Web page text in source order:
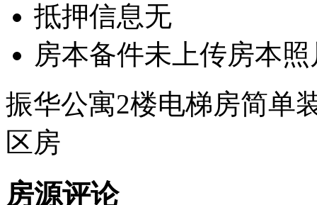
抵押信息无
房本备件未上传房本照
振华公寓2楼电梯房简单
区房
房源评论